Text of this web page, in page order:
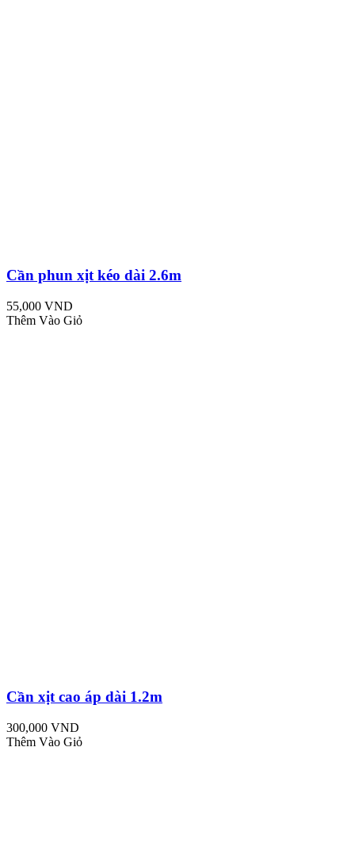
Cần phun xịt kéo dài 2.6m
55,000 VND
Thêm Vào Giỏ
Cần xịt cao áp dài 1.2m
300,000 VND
Thêm Vào Giỏ